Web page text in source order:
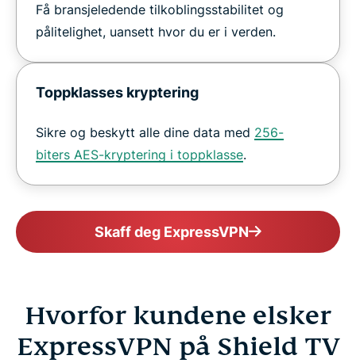
Få bransjeledende tilkoblingsstabilitet og
pålitelighet, uansett hvor du er i verden.
Toppklasses kryptering
Sikre og beskytt alle dine data med 256-
biters AES-kryptering i toppklasse.
Skaff deg ExpressVPN
Hvorfor kundene elsker
ExpressVPN på Shield TV